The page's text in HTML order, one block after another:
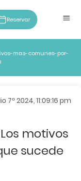
Reservar
mas-comunes-por-
7º 2024, 11:09:16 pm
motivos
sucede